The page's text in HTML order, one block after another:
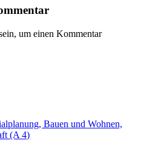
um einen Kommentar
Bauen und Wohnen,
(A 4)